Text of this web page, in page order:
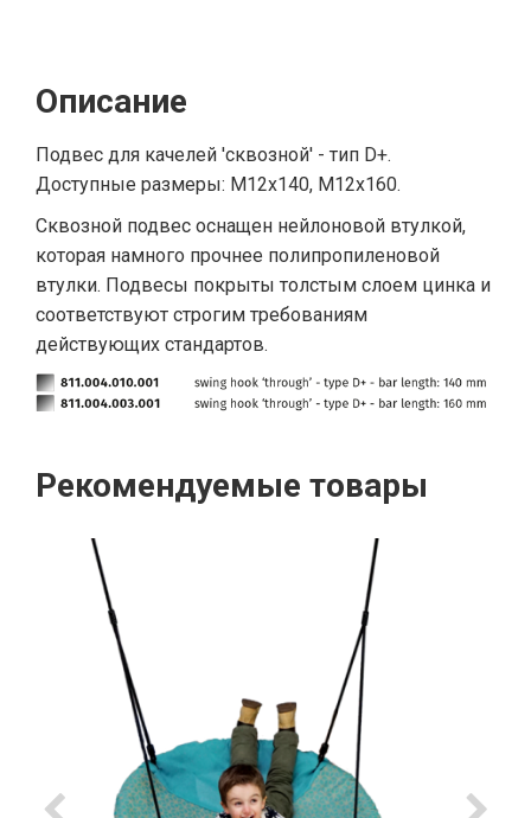
Описание
Подвес для качелей 'сквозной' - тип D+.
Доступные размеры: M12x140, M12x160.
Сквозной подвес оснащен нейлоновой втулкой,
которая намного прочнее полипропиленовой
втулки. Подвесы покрыты толстым слоем цинка и
соответствуют строгим требованиям
действующих стандартов.
Рекомендуемые товары